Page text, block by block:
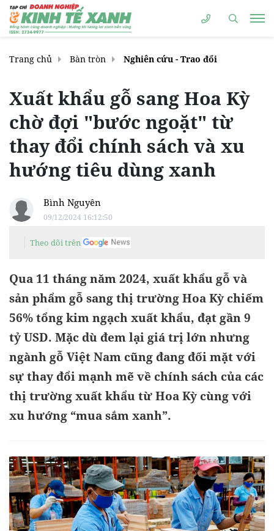
Trang chủ Bàn tròn Nghiên cứu - Trao đổi
Xuất khẩu gỗ sang Hoa Kỳ
chờ đợi "bước ngoặt" từ
thay đổi chính sách và xu
hướng tiêu dùng xanh
Bình Nguyên
09/12/2024 16:12:50
Theo dõi trên
Qua 11 tháng năm 2024, xuất khẩu gỗ và
sản phẩm gỗ sang thị trường Hoa Kỳ chiếm
56% tổng kim ngạch xuất khẩu, đạt gần 9
tỷ USD. Mặc dù đem lại giá trị lớn nhưng
ngành gỗ Việt Nam cũng đang đối mặt với
sự thay đổi mạnh mẽ về chính sách của các
thị trường xuất khẩu từ Hoa Kỳ cùng với
xu hướng “mua sắm xanh”.